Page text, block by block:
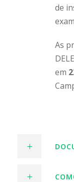
de
As
DELE
em